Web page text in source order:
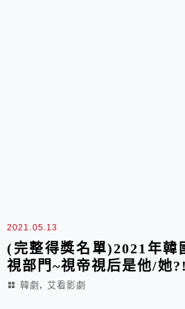
2021.05.13
(完整得獎名單)2021年韓
視部門~視帝視后是他/她
韓劇 , 艾看影劇